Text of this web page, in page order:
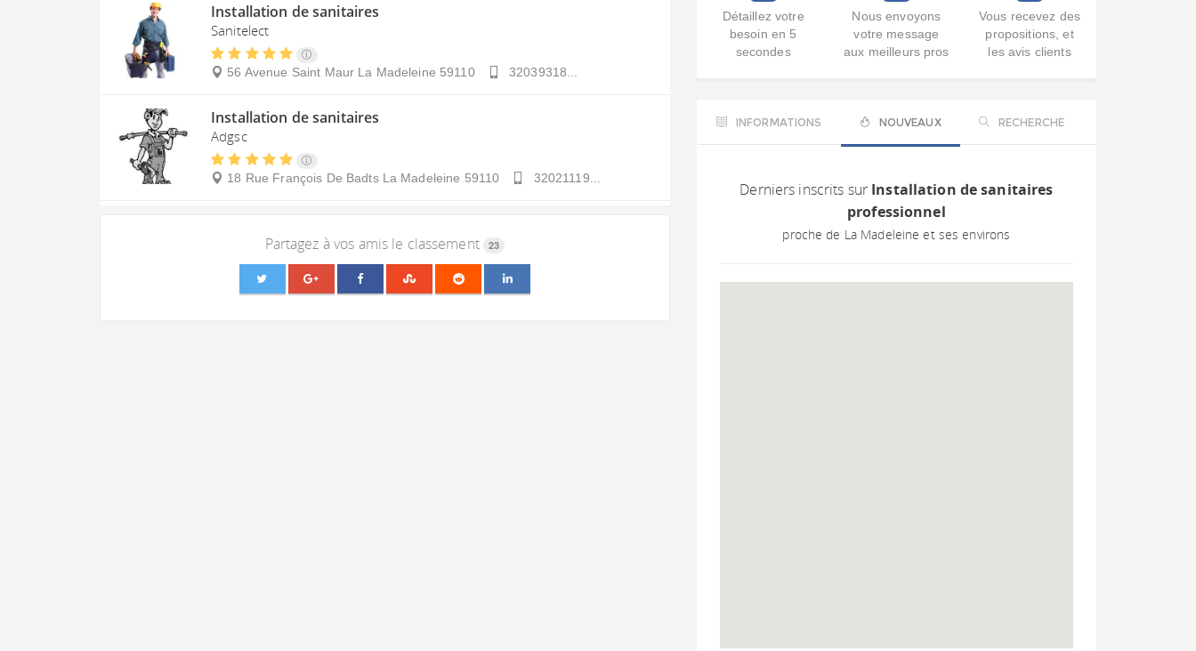
Installation de sanitaires
Sanitelect
56 Avenue Saint Maur La Madeleine 59110 32039318...
Installation de sanitaires
Adgsc
18 Rue François De Badts La Madeleine 59110 32021119...
Partagez à vos amis le classement 23
Détaillez votre
besoin en 5
secondes
Nous envoyons
votre message
aux meilleurs pros
Vous recevez des
propositions, et
les avis clients
INFORMATIONS NOUVEAUX RECHERCHE
Derniers inscrits sur Installation de sanitaires
professionnel
proche de La Madeleine et ses environs